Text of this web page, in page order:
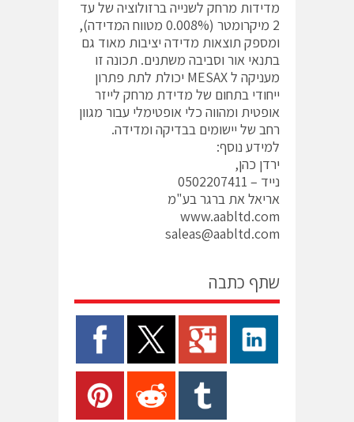
מדידות מרחק לשנייה ברזולוציה של עד
2 מיקרומטר (0.008% מטווח המדידה),
ומספק תוצאות מדידה יציבות מאוד גם
בתנאי אור וסביבה משתנים. תכונה זו
מעניקה ל MESAX יכולת לתת פתרון
ייחודי בתחום של מדידת מרחק לייזר
אופטית ומהווה כלי אופטימלי עבור מגוון
רחב של יישומים בבדיקה ומדידה.
למידע נוסף:
ירדן כהן,
נייד – 0502207411
אריאל את ברגר בע"מ
www.aabltd.com
saleas@aabltd.com
שתף כתבה